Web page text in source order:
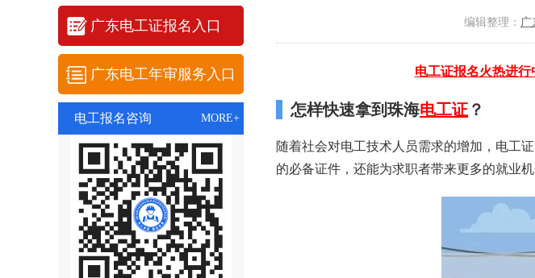
广东电工证报名入口
广东电工年审服务入口
电工报名咨询 MORE+
编辑整理： 广
电工证报名火热进
怎样快速拿到珠海电工证 ？
随着社会对电工技术人员需求的增加，电工
的必备证件，还能为求职者带来更多的就业